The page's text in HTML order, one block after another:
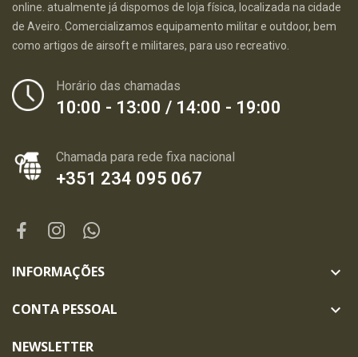
online. atualmente já dispomos de loja física, localizada na cidade
de Aveiro. Comercializamos equipamento militar e outdoor, bem
como artigos de airsoft e militares, para uso recreativo.
Horário das chamadas
10:00 - 13:00 / 14:00 - 19:00
Chamada para rede fixa nacional
+351 234 095 067
INFORMAÇÕES 
CONTA PESSOAL 
NEWSLETTER